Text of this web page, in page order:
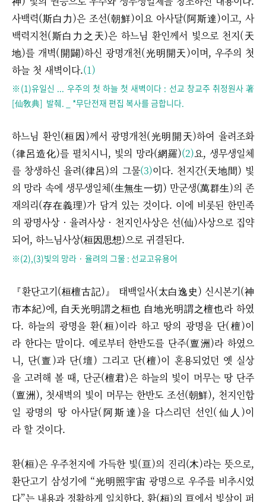
사백력(斯白力)은 조선(朝鮮)이요 아사달(阿斯達)이고, 사
백력지천(斯白力之天)은 하느님 환인께서 빛으로 천지(天
地)를 개벽(開闢)하신 광명개천(光明開天)이며, 우주의 첫
하늘 첫 새벽이다.(1)
※ (1)유일신 ... 우주의 첫 하늘 첫 새벽이다 : 선교 창교주 취정원사 著
[仙敎典] 발췌. _ *무단전재 편집 복사를 금합니다.
하느님 환인(桓因)께서 광명개천(光明開天)하여 율려조화
(律呂造化)를 펼치시니, 빛의 망라(網羅)(2)요, 생무생일체
를 창생하신 율려(律呂)의 그물(3)이다. 천지간(天地間) 빛
의 망라 속에 생무생일체(生無生一切) 만군생(萬群生)의 존
재의리(存在義理)가 담겨 있는 것이다. 이에 비롯된 한민족
의 광명사상 · 율려사상 · 천지인사상은 선(仙)사상으로 집약
되어, 하느님사상(桓因思想)으로 귀결된다.
※(2),(3)빛의 망라 · 율려의 그물 : 선교고유용어
『환단고기(桓檀古記)』 태백일사(太白逸史) 신시본기(神
市本紀)에, 自天光明謂之桓也 自地光明謂之檀也라 하였
다. 하늘의 광명을 환(桓)이라 하고 땅의 광명을 단(檀)이
라 한다는 말이다. 예로부터 한반도를 단주(亶洲)라 하였으
니, 단(亶)과 단(壇) 그리고 단(檀)이 혼용되었던 옛 실상
을 고려해 볼 때, 단군(檀君)은 하늘의 빛이 머무는 땅 단주
(亶洲), 첫새벽의 빛이 머무는 한반도 조선(朝鮮), 천지인합
일 광명의 땅 아사달(阿斯達)을 다스리던 선인(仙人)이
라 할 것이다.
환(桓)은 우주천지에 가득한 빛(亘)의 진리(木)라는 뜻으로,
환단고기 삼성기에 “光明照宇宙 광명으로 우주를 비추시었
다”는 내용과 정확하게 일치한다. 환(桓)의 亘에서 빛살이 퍼